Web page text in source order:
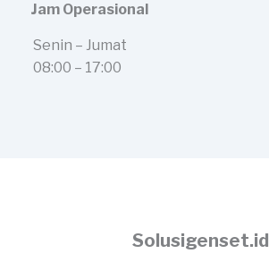
Jam Operasional
Senin – Jumat
08:00 – 17:00
Solusigenset.id